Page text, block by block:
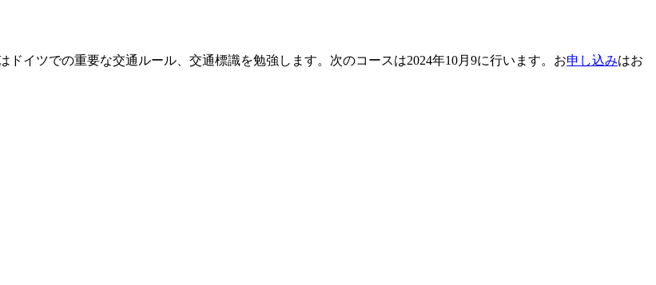
ドイツでの重要な交通ルール、交通標識を勉強します。次のコースは2024年10月9に行います。お申し込みはお